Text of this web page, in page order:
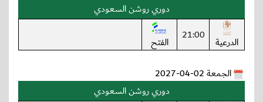
دوري روشن السعودي
الدرعية 21:00 الفتح
الجمعة 02-04-2027
دوري روشن السعودي